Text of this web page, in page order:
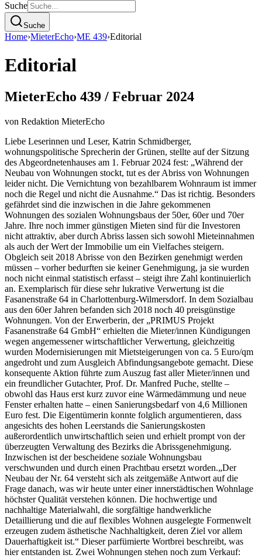
Suche
Suche
Home›MieterEcho›ME 439›Editorial
Editorial
MieterEcho 439 / Februar 2024
von Redaktion MieterEcho
Liebe Leserinnen und Leser, Katrin Schmidberger,
wohnungspolitische Sprecherin der Grünen, stellte auf der Sitzung
des Abgeordnetenhauses am 1. Februar 2024 fest: „Während der
Neubau von Wohnungen stockt, tut es der Abriss von Wohnungen
leider nicht. Die Vernichtung von bezahlbarem Wohnraum ist immer
noch die Regel und nicht die Ausnahme.“ Das ist richtig. Besonders
gefährdet sind die inzwischen in die Jahre gekommenen
Wohnungen des sozialen Wohnungsbaus der 50er, 60er und 70er
Jahre. Ihre noch immer günstigen Mieten sind für die Investoren
nicht attraktiv, aber durch Abriss lassen sich sowohl Mieteinnahmen
als auch der Wert der Immobilie um ein Vielfaches steigern.
Obgleich seit 2018 Abrisse von den Bezirken genehmigt werden
müssen – vorher bedurften sie keiner Genehmigung, ja sie wurden
noch nicht einmal statistisch erfasst – steigt ihre Zahl kontinuierlich
an. Exemplarisch für diese sehr lukrative Verwertung ist die
Fasanenstraße 64 in Charlottenburg-Wilmersdorf. In dem Sozialbau
aus den 60er Jahren befanden sich 2018 noch 40 preisgünstige
Wohnungen. Von der Erwerberin, der „PRIMUS Projekt
Fasanenstraße 64 GmbH“ erhielten die Mieter/innen Kündigungen
wegen angemessener wirtschaftlicher Verwertung, gleichzeitig
wurden Modernisierungen mit Mietsteigerungen von ca. 5 Euro/qm
angedroht und zum Ausgleich Abfindungsangebote gemacht. Diese
konsequente Aktion führte zum Auszug fast aller Mieter/innen und
ein freundlicher Gutachter, Prof. Dr. Manfred Puche, stellte –
obwohl das Haus erst kurz zuvor eine Wärmedämmung und neue
Fenster erhalten hatte – einen Sanierungsbedarf von 4,6 Millionen
Euro fest. Die Eigentümerin konnte folglich argumentieren, dass
angesichts des hohen Leerstands die Sanierungskosten
außerordentlich unwirtschaftlich seien und erhielt prompt von der
überzeugten Verwaltung des Bezirks die Abrissgenehmigung.
Inzwischen ist der bescheidene soziale Wohnungsbau
verschwunden und durch einen Prachtbau ersetzt worden.„Der
Neubau der Nr. 64 versteht sich als zeitgemäße Antwort auf die
Frage danach, was wir heute unter einer innerstädtischen Wohnlage
höchster Qualität verstehen können. Die hochwertige und
nachhaltige Materialwahl, die sorgfältige handwerkliche
Detaillierung und die auf flexibles Wohnen ausgelegte Formenwelt
erzeugen zudem ästhetische Nachhaltigkeit, deren Ziel vor allem
Dauerhaftigkeit ist.“ Dieser parfümierte Wortbrei beschreibt, was
hier entstanden ist. Zwei Wohnungen stehen noch zum Verkauf: